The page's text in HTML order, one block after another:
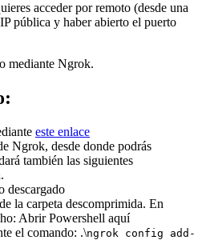
acceder por remoto (desde una
pública y haber abierto el puerto
mediante Ngrok.
este enlace
Ngrok, desde donde podrás
también las siguientes
descargado
la carpeta descomprimida. En
Abrir Powershell aquí
el comando: .\ngrok config add-